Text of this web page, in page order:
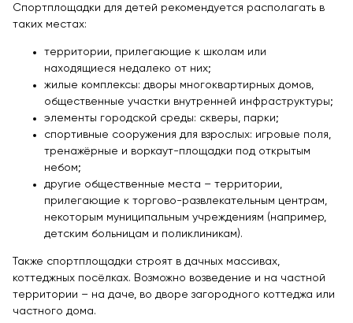
Уличные урны
Парковые качели
Контейнерные площадки для ТБО
Перголы
Лежаки и шезлонги
Стенды и указатели
Умный город
Оборудование для выгула и дрессировки собак
Показать все товары
Уличное спортивное оборудование
Спортплощадки для детей рекомендуется располагать в
таких местах:
территории, прилегающие к школам или
находящиеся недалеко от них;
жилые комплексы: дворы многоквартирных домов,
общественные участки внутренней инфраструктуры;
элементы городской среды: скверы, парки;
спортивные сооружения для взрослых: игровые поля,
тренажёрные и воркаут-площадки под открытым
небом;
другие общественные места – территории,
прилегающие к торгово-развлекательным центрам,
некоторым муниципальным учреждениям (например,
детским больницам и поликлиникам).
Также спортплощадки строят в дачных массивах,
коттеджных посёлках. Возможно возведение и на частной
территории – на даче, во дворе загородного коттеджа или
частного дома.